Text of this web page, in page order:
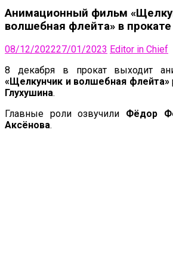
Анимационный фильм
волшебная флейта» в прокате
08/12/202227/01/2023 Editor in Chief
8 декабря в прокат выходит
«Щелкунчик и волшебная флейта»
Глухушина.
Главные роли озвучили Фёдор
Аксёнова.